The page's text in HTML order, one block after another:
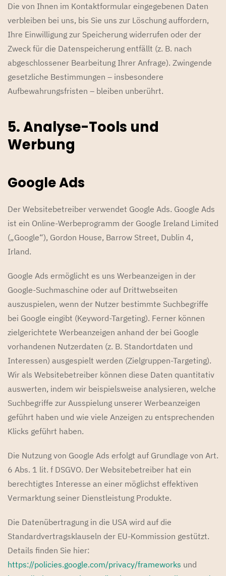
Die von Ihnen im Kontaktformular eingegebenen Daten
verbleiben bei uns, bis Sie uns zur Löschung auffordern,
Ihre Einwilligung zur Speicherung widerrufen oder der
Zweck für die Datenspeicherung entfällt (z. B. nach
abgeschlossener Bearbeitung Ihrer Anfrage). Zwingende
gesetzliche Bestimmungen – insbesondere
Aufbewahrungsfristen – bleiben unberührt.
5. Analyse-Tools und
Werbung
Google Ads
Der Websitebetreiber verwendet Google Ads. Google Ads
ist ein Online-Werbeprogramm der Google Ireland Limited
(„Google“), Gordon House, Barrow Street, Dublin 4,
Irland.
Google Ads ermöglicht es uns Werbeanzeigen in der
Google-Suchmaschine oder auf Drittwebseiten
auszuspielen, wenn der Nutzer bestimmte Suchbegriffe
bei Google eingibt (Keyword-Targeting). Ferner können
zielgerichtete Werbeanzeigen anhand der bei Google
vorhandenen Nutzerdaten (z. B. Standortdaten und
Interessen) ausgespielt werden (Zielgruppen-Targeting).
Wir als Websitebetreiber können diese Daten quantitativ
auswerten, indem wir beispielsweise analysieren, welche
Suchbegriffe zur Ausspielung unserer Werbeanzeigen
geführt haben und wie viele Anzeigen zu entsprechenden
Klicks geführt haben.
Die Nutzung von Google Ads erfolgt auf Grundlage von Art.
6 Abs. 1 lit. f DSGVO. Der Websitebetreiber hat ein
berechtigtes Interesse an einer möglichst effektiven
Vermarktung seiner Dienstleistung Produkte.
Die Datenübertragung in die USA wird auf die
Standardvertragsklauseln der EU-Kommission gestützt.
Details finden Sie hier:
https://policies.google.com/privacy/frameworks und